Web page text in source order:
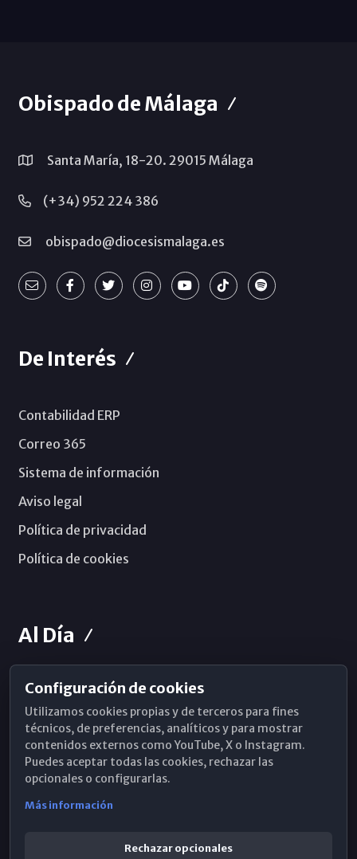
Obispado de Málaga
Santa María, 18-20. 29015 Málaga
(+34) 952 224 386
obispado@diocesismalaga.es
De Interés
Contabilidad ERP
Correo 365
Sistema de información
Aviso legal
Política de privacidad
Política de cookies
Al Día
Horarios de Misa
Hemeroteca
WhatsApp
Configuración de cookies
Utilizamos cookies propias y de terceros para fines
técnicos, de preferencias, analíticos y para mostrar
contenidos externos como YouTube, X o Instagram.
Puedes aceptar todas las cookies, rechazar las
opcionales o configurarlas.
Más información
Rechazar opcionales